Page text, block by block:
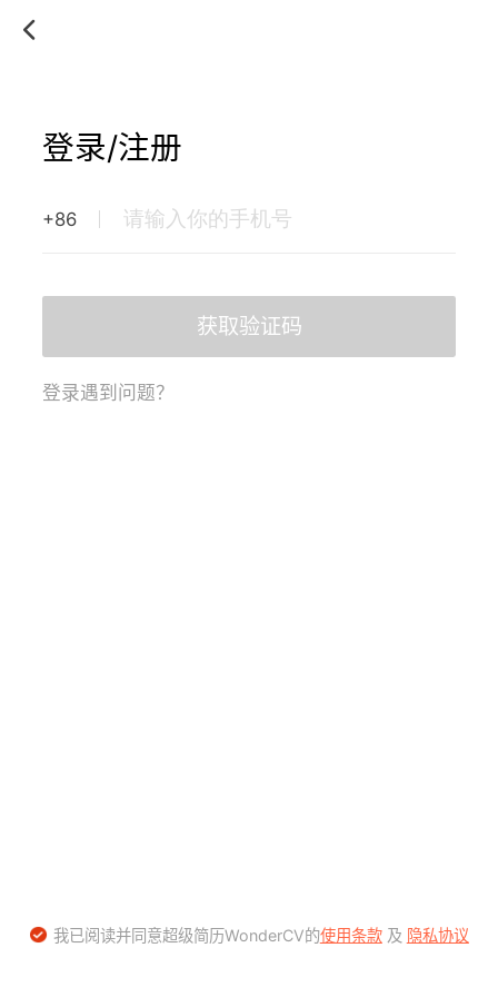
登录/注册
+86
获取验证码
登录遇到问题？
我已阅读并同意超级简历WonderCV的使用条款及 隐私协议